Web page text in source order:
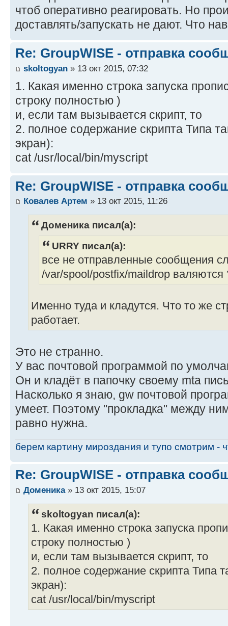
чтоб оперативно реагировать. Но
доставлять/запускать не дают. Что
Re: GroupWISE - отправка
skoltogyan » 13 окт 2015, 07:32
1. Какая именно строка запуска
строку полностью )
и, если там вызывается скрипт, то
2. полное содержание скрипта Типа
экран):
cat /usr/local/bin/myscript
Re: GroupWISE - отправка
Ковалев Артем » 13 окт 2015, 11:26
Доменика писал(а):
URRY писал(а):
все не отправленные сообщения
/var/spool/postfix/maildrop валяются
Именно туда и кладутся. Что то же
работает.
Это не странно.
У вас почтовой программой по
Он и кладёт в папочку своему mta
Насколько я знаю, gw почтовой
умеет. Поэтому "прокладка" между
равно нужна.
берем картину мироздания и тупо смотрим -
Re: GroupWISE - отправка
Доменика» 13 окт 2015, 15:07
skoltogyan писал(а):
1. Какая именно строка запуска
строку полностью )
и, если там вызывается скрипт, то
2. полное содержание скрипта Типа
экран):
cat /usr/local/bin/myscript